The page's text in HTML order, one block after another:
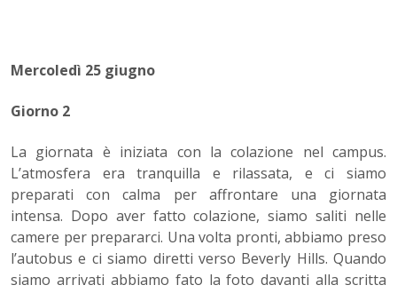
Mercoledì 25 giugno
Giorno 2
La giornata è iniziata con la colazione nel campus.
L’atmosfera era tranquilla e rilassata, e ci siamo
preparati con calma per affrontare una giornata
intensa. Dopo aver fatto colazione, siamo saliti nelle
camere per prepararci. Una volta pronti, abbiamo preso
l’autobus e ci siamo diretti verso Beverly Hills. Quando
siamo arrivati abbiamo fato la foto davanti alla scritta